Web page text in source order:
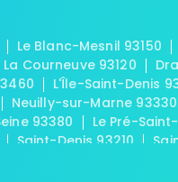
Le Blanc-Mesnil 93150
La Courneuve 93120
L'Île-Saint-Denis
Neuilly-sur-Marne 93330
93380 Le Pré-
Saint-Denis 93210